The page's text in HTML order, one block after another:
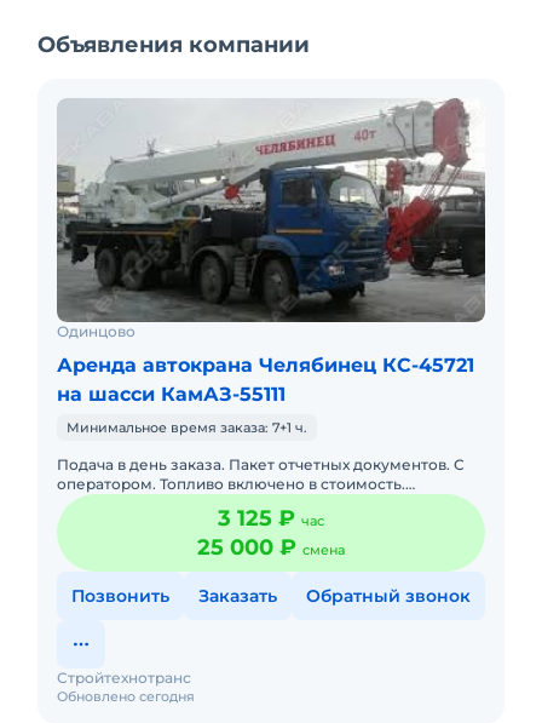
Объявления компании
Одинцово
Аренда автокрана Челябинец КС-45721
на шасси КамАЗ-55111
Минимальное время заказа: 7+1 ч.
Подача в день заказа. Пакет отчетных документов. С
оператором. Топливо включено в стоимость.
Долгосрочная аренда. Краткосрочная аренда. Техника
с малой наработк
3 125 ₽ час
25 000 ₽ смена
Позвонить Заказать Обратный звонок
Обновлено сегодня
Стройтехнотранс